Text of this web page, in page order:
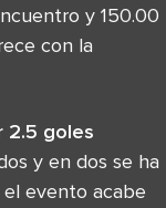
y 150.00
con la
2.5 goles
y en dos se ha
evento acabe